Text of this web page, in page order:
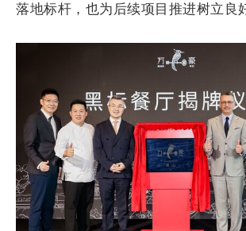
落地标杆，也为后续项目推进树立良